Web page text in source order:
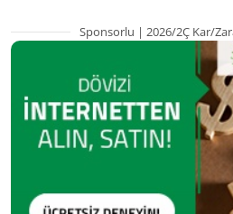
Sponsorlu | 2026/2Ç Kar/